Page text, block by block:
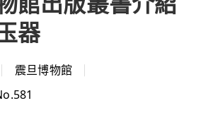
器
震旦博物館